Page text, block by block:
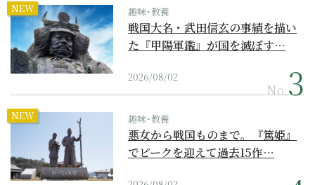
NEW 趣味･教養
戦国大名・武田信玄の事績を描い
た『甲陽軍鑑』が国を滅ぼす…
2026/08/02
No.
NEW 趣味･教養
悪女から戦国ものまで。『篤姫』
でピークを迎えて過去15作…